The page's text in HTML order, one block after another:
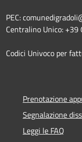
PEC:
Centralino Unico:
Codici Univoco per
Prenotazione
Segnalazione
Leggi le FAQ